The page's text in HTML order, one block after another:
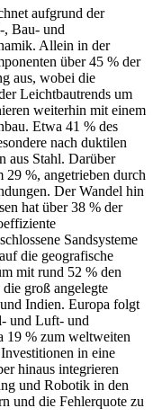
aufgrund der
, Bau- und
Allein in der
über 45 % der
aus, wobei die
Leichtbautrends um
weiterhin mit einem
Etwa 41 % des
nach duktilen
aus Stahl. Darüber
29 %, angetrieben durch
Der Wandel hin
hat über 38 % der
Sandsysteme
die geografische
mit rund 52 % den
groß angelegte
Indien. Europa folgt
und Luft- und
19 % zum weltweiten
in eine
hinaus integrieren
und Robotik in den
und die Fehlerquote zu